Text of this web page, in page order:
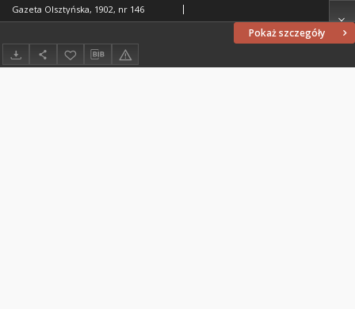
Pokaż szczegóły
Gazeta Olsztyńska, 1902, nr 146